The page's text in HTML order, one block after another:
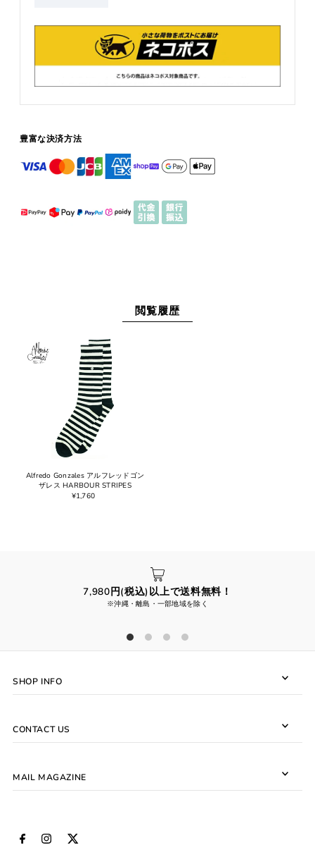
豊富な決済方法
閲覧履歴
Alfredo Gonzales アルフレッドゴン
ザレス HARBOUR STRIPES
¥1,760
7,980円(税込)以上で送料無料！
※沖縄・離島・一部地域を除く
SHOP INFO
CONTACT US
MAIL MAGAZINE